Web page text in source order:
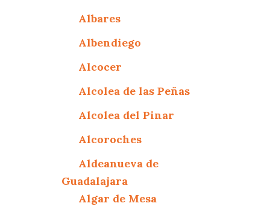
Albares
Albendiego
Alcocer
Alcolea de las Peñas
Alcolea del Pinar
Alcoroches
Aldeanueva de
Guadalajara
Algar de Mesa